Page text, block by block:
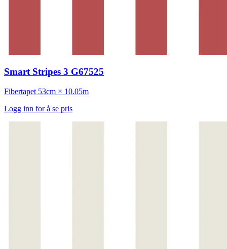
Smart Stripes 3 G67525
Fibertapet 53cm × 10.05m
Logg inn for å se pris